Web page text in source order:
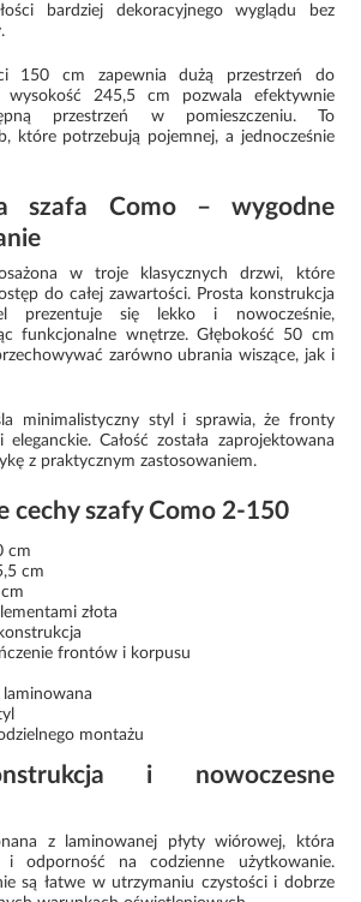
bardziej dekoracyjnego wyglądu bez
150 cm zapewnia dużą przestrzeń do
wysokość 245,5 cm pozwala efektywnie
przestrzeń w pomieszczeniu. To
które potrzebują pojemnej, a jednocześnie
szafa Como – wygodne
w troje klasycznych drzwi, które
do całej zawartości. Prosta konstrukcja
prezentuje się lekko i nowocześnie,
funkcjonalne wnętrze. Głębokość 50 cm
zarówno ubrania wiszące, jak i
minimalistyczny styl i sprawia, że fronty
Całość została zaprojektowana
z praktycznym zastosowaniem.
cechy szafy Como 2-150
cm
cm
złota
frontów i korpusu
montażu
i nowoczesne
z laminowanej płyty wiórowej, która
i odporność na codzienne użytkowanie.
są łatwe w utrzymaniu czystości i dobrze